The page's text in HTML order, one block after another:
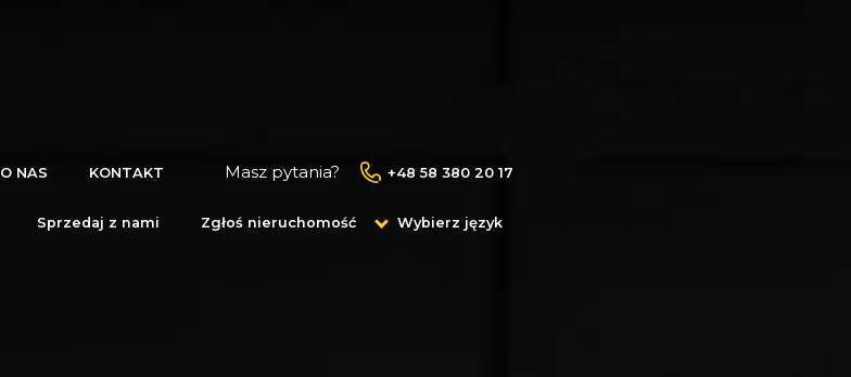
Masz pytania? +48 58 380 20 17
O NAS KONTAKT
Sprzedaj z nami Zgłoś nieruchomość Wybierz język